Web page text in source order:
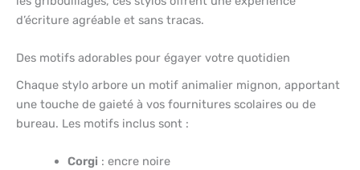
d’écriture agréable et sans tracas.
Des motifs adorables pour égayer votre quotidien
Chaque stylo arbore un motif animalier mignon, apportant
une touche de gaieté à vos fournitures scolaires ou de
bureau. Les motifs inclus sont :
Corgi : encre noire